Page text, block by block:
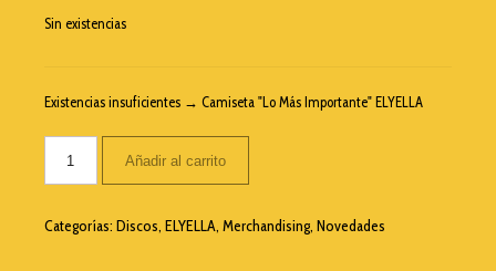
Sin existencias
Existencias insuficientes → Camiseta "Lo Más Importante" ELYELLA
Añadir al carrito
Categorías: Discos, ELYELLA, Merchandising, Novedades